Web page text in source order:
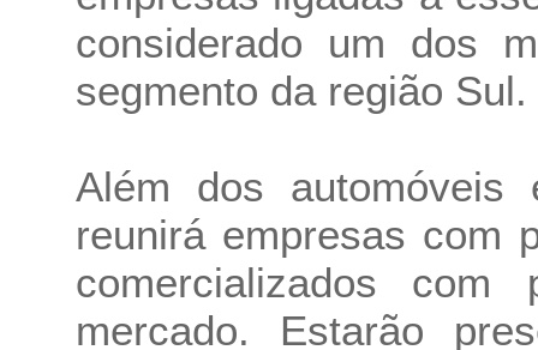
considerado um dos
segmento da região Sul.
Além dos
reunirá empresas com
comercializados
mercado. Estarão